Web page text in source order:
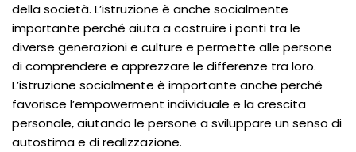
della società. L’istruzione è anche socialmente
importante perché aiuta a costruire i ponti tra le
diverse generazioni e culture e permette alle persone
di comprendere e apprezzare le differenze tra loro.
L’istruzione socialmente è importante anche perché
favorisce l’empowerment individuale e la crescita
personale, aiutando le persone a sviluppare un senso di
autostima e di realizzazione.